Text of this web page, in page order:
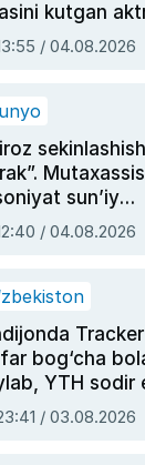
kutgan
ustasi
/ 04.08.2026
sekinlashish
sun’iy
boshqara
qolishidan
/ 04.08.2026
bog‘cha
YTH sodir
sud hukmi
/ 03.08.2026